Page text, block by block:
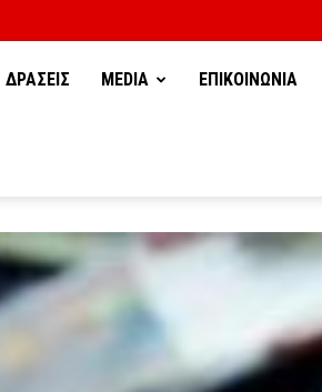
ΔΡΑΣΕΙΣ MEDIA ΕΠΙΚΟΙΝΩΝΙΑ